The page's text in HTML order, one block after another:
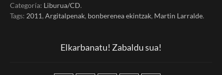
Categoría: Liburua/CD.
Tags: 2011, Argitalpenak, bonberenea ekintzak, Martin Larralde.
Elkarbanatu! Zabaldu sua!